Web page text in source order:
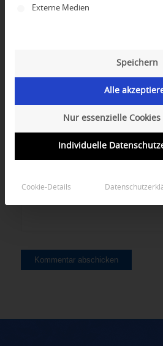
Hinterlassen Sie uns Ihren Kommentar!
Externe Medien
Speichern
Alle
Nur essenzielle
Individuelle
Cookie-Details